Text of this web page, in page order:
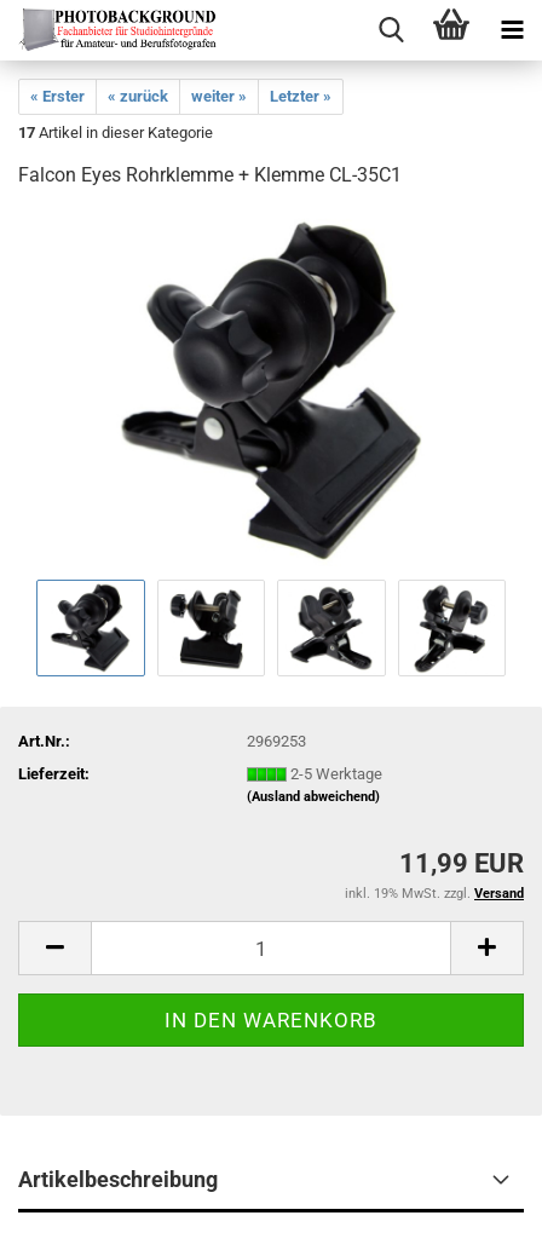
« Erster « zurück weiter »
Letzter »
17 Artikel in dieser Kategorie
Falcon Eyes Rohrklemme + Klemme CL-35C1
Art.Nr.:
2969253
Lieferzeit:
2-5 Werktage
(Ausland abweichend)
11,99 EUR
inkl. 19% MwSt. zzgl. Versand
Artikelbeschreibung